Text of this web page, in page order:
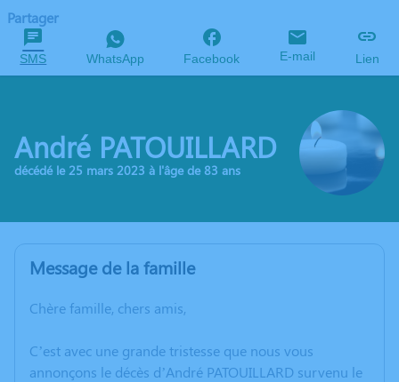
Partager
SMS WhatsApp Facebook E-mail Lien
André PATOUILLARD
décédé le 25 mars 2023 à l'âge de 83 ans
Message de la famille
Chère famille, chers amis,
C’est avec une grande tristesse que nous vous
annonçons le décès d’André PATOUILLARD survenu le